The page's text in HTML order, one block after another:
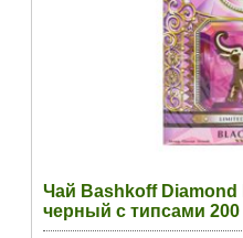
Чай Bashkoff Diamond
черный с типсами 200